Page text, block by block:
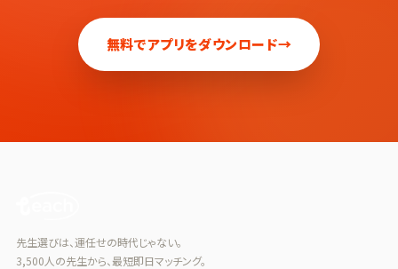
無料でアプリをダウンロード→
先生選びは、運任せの時代じゃない。
3,500人の先生から、最短即日マッチング。